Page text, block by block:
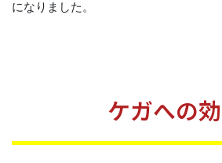
になりました。
ケガへの